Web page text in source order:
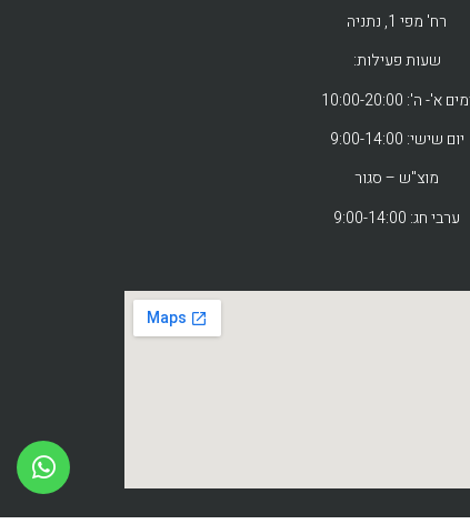
רח' מפי 1, נתניה
שעות פעילות:
א'- ה': 10:00-20:00
יום שישי: 9:00-14:00
מוצ"ש – סגור
ערבי חג: 9:00-14:00